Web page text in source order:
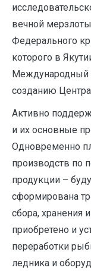
вечной
Федерального
которого в
Международный
созданию
Активно
и их основные
Одновременно
производств по
продукции –
сформирована
сбора,
приобретено и
переработки
ледника и